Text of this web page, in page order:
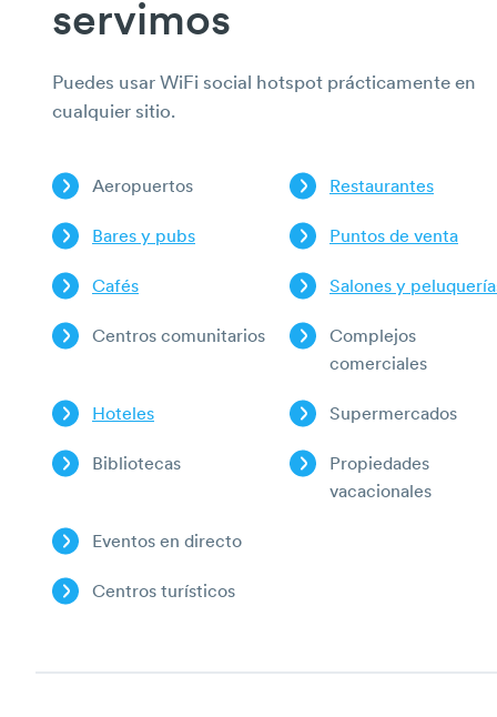
servimos
Puedes usar WiFi social hotspot prácticamente en
cualquier sitio.
Aeropuertos Restaurantes
Bares y pubs Puntos de venta
Cafés Salones y
Centros comunitarios
Complejos
comerciales
Hoteles Supermercados
Bibliotecas
Propiedades
vacacionales
Eventos en directo
Centros turísticos